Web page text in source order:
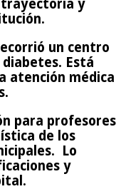
trayectoria y
un centro
Está
atención médica
para profesores
de los
Lo
y